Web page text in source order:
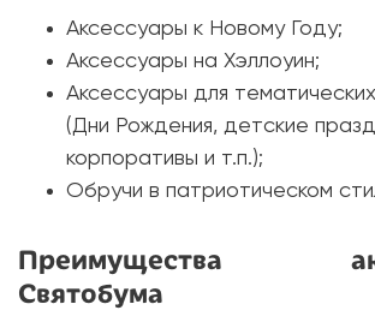
Аксессуары к Новому Году;
Аксессуары на Хэллоуин;
Аксессуары для
(Дни Рождения, детские
корпоративы и т.п.);
Обручи в патриотическом
Преимущества
Святобума